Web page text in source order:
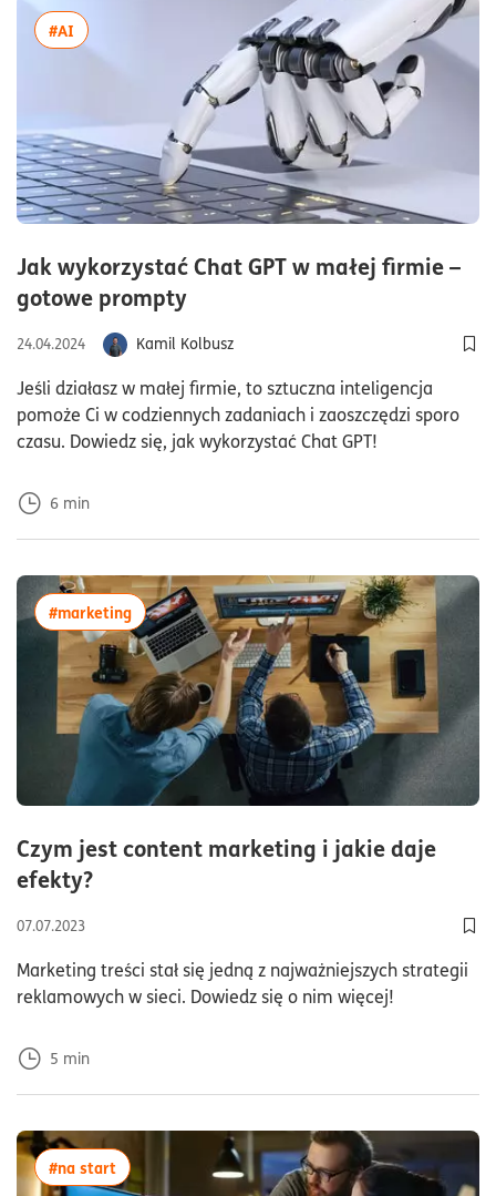
Jak wykorzystać Chat GPT w małej firmie –
gotowe promptyczas czytania6minuty
24.04.2024
Kamil Kolbusz
Jeśli działasz w małej firmie, to sztuczna inteligencja
pomoże Ci w codziennych zadaniach i zaoszczędzi sporo
czasu. Dowiedz się, jak wykorzystać Chat GPT!
6 min
#AI więcej artykułów z tagiem:#AI
Czym jest content marketing i jakie daje
efekty?czas czytania5minuty
07.07.2023
Marketing treści stał się jedną z najważniejszych strategii
reklamowych w sieci. Dowiedz się o nim więcej!
5 min
#marketingwięcej artykułów z tagiem:#marketing
#na startwięcej artykułów z tagiem:#na start